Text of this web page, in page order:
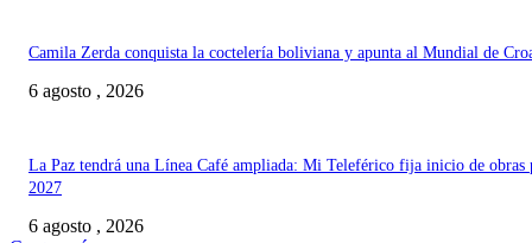
Camila Zerda conquista la coctelería boliviana y apunta al Mundial de
6 agosto , 2026
La Paz tendrá una Línea Café ampliada: Mi Teleférico fija inicio de obras
2027
6 agosto , 2026